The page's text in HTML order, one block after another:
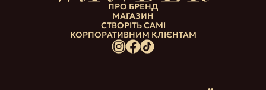
ПРО БРЕНД
МАГАЗИН
СТВОРІТЬ САМІ
КОРПОРАТИВНИМ КЛІЄНТАМ